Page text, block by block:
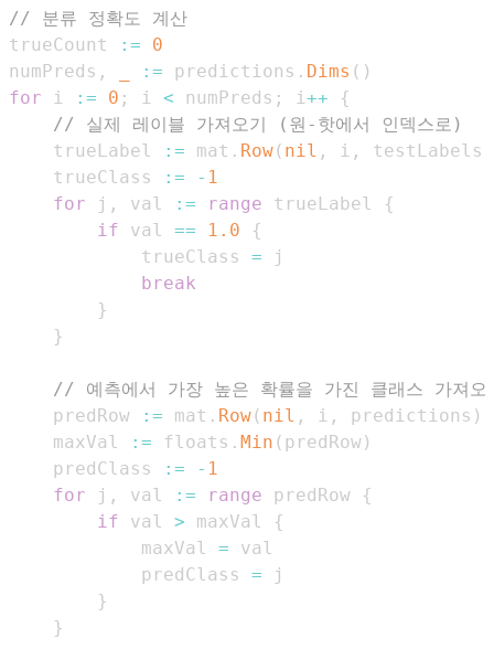
// 분류 정확도 계산
trueCount
:=
0
numPreds , := predictions . Dims ( )
for i := 0 ; i < numPreds ; i++
{
// 실제 레이블 가져오기 (원-핫에서 인덱스로)
    trueLabel
:= mat . Row( nil , i , testLabels
    trueClass
:= - 1
for j , val := range trueLabel
{
if val == 1.0
{
            trueClass
=
break
}
}
// 예측에서 가장 높은 확률을 가진 클래스 가져오
    predRow
:= mat . Row( nil , i , predictions )
    maxVal
:= floats . Min ( predRow)
    predClass
:= - 1
for j , val := range predRow
{
if val > maxVal
{
            maxVal
=
            predClass
=
}
}